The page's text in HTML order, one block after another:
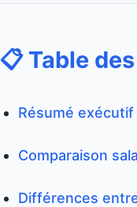
📋 Table
Résumé
Comparaison
Différences